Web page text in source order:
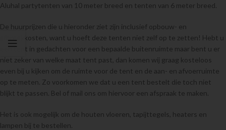
Aluhal partytenten van 10 meter breed en tenten van 6 meter breed.
De huurprijzen die u hieronder ziet zijn inclusief opbouw- en
afbreekkosten, want u hoeft deze tenten niet zelf op te zetten! Hebt u
een tent in gedachten voor een bepaalde buitenruimte maar bent u er
niet zeker van welke maat tent past, dan komen wij graag kosteloos
even bij u kijken om de ruimte voor de tent en de aan- en afvoerruimte
op te meten. Zo voorkomen we dat u een tent bestelt die toch niet
blijkt te passen. Bel of mail ons om hiervoor een afspraak te maken.
Het is ook mogelijk om de houten vloeren, tapijttegels, heaters en
lampen bij te bestellen.